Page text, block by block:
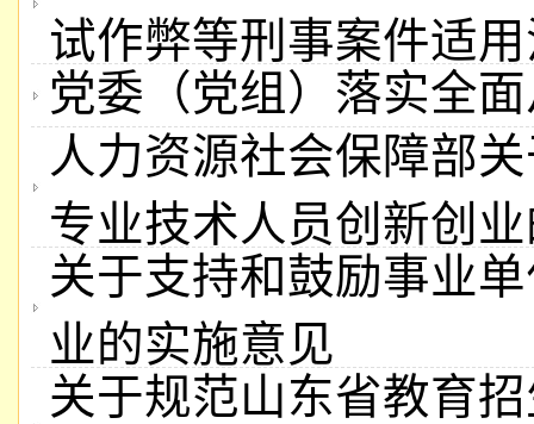
试作弊等刑事案件适用
党委（党组）落实全
人力资源社会保障部
专业技术人员创新创业
关于支持和鼓励事业
业的实施意见
关于规范山东省教育